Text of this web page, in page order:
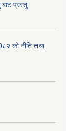
प्रस्तु
को नीति तथा